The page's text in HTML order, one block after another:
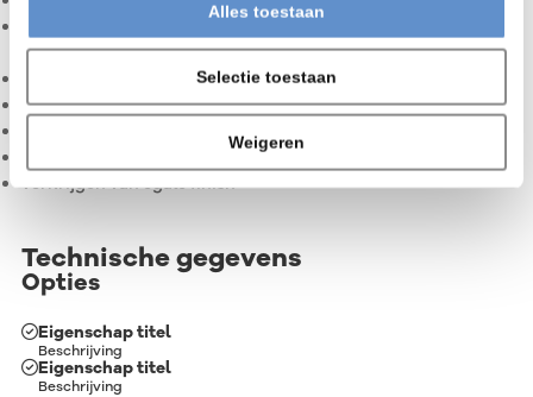
Alles toestaan
Selectie toestaan
Weigeren
voorbehandeling voor een natlak/ poedercoating
ontzanden van bijvoorbeeld gietdelen
verkrijgen van egale finish
Technische gegevens
Opties
Eigenschap titel
Beschrijving
Eigenschap titel
Beschrijving